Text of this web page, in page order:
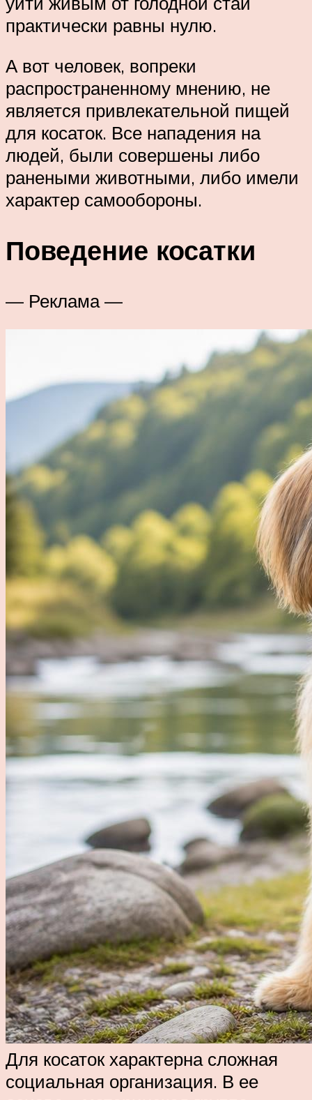
практически равны нулю.
А вот человек, вопреки
распространенному мнению, не
является привлекательной пищей
для косаток. Все нападения на
людей, были совершены либо
ранеными животными, либо имели
характер самообороны.
Поведение косатки
— Реклама —
Для косаток характерна сложная
социальная организация. В ее